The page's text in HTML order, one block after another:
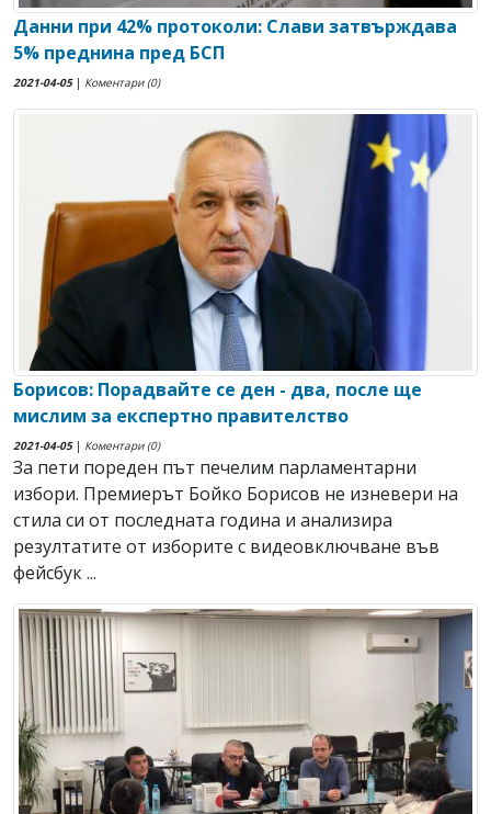
Данни при 42% протоколи: Слави затвърждава
5% преднина пред БСП
2021-04-05| Коментари (0)
Борисов: Порадвайте се ден - два, после ще
мислим за експертно правителство
2021-04-05| Коментари (0)
За пети пореден път печелим парламентарни
избори. Премиерът Бойко Борисов не изневери на
стила си от последната година и анализира
резултатите от изборите с видеовключване във
фейсбук ...